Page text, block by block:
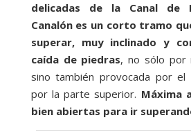
delicadas de la Canal de
Canalón es un corto tramo
superar, muy inclinado y
caída de piedras, no sólo por
sino también provocada por el
por la parte superior. Máxima
bien abiertas para ir